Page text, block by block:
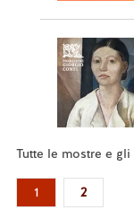
Tutte le mostre e
1 2